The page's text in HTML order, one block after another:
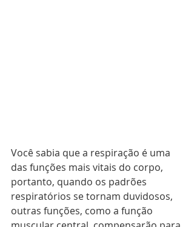
Você sabia que a respiração é uma
das funções mais vitais do corpo,
portanto, quando os padrões
respiratórios se tornam duvidosos,
outras funções, como a função